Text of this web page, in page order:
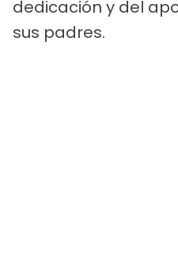
dedicación y del
sus padres.